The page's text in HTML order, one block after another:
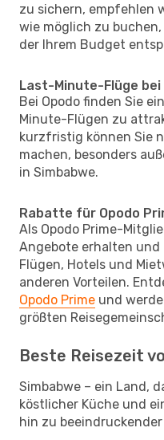
zu sichern, empfehlen
wie möglich zu
der Ihrem Budget
Last-Minute-Flüge bei
Bei Opodo finden Sie
Minute-Flügen zu
kurzfristig können Sie
machen, besonders
in Simbabwe.
Rabatte für Opodo
Als Opodo Prime-
Angebote erhalten und
Flügen, Hotels und
anderen Vorteilen.
Opodo Prime und
größten
Beste Reisezeit
Simbabwe – ein Land,
köstlicher Küche und
hin zu